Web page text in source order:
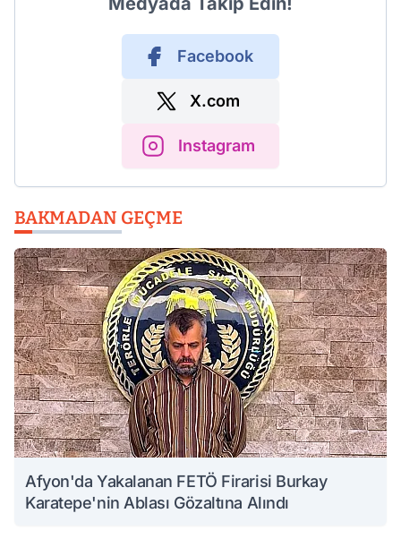
Facebook
X.com
Instagram
BAKMADAN GEÇME
Afyon'da Yakalanan FETÖ Firarisi Burkay
Karatepe'nin Ablası Gözaltına Alındı